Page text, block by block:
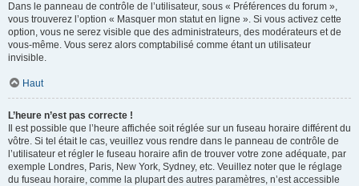
Dans le panneau de contrôle de l’utilisateur, sous « Préférences du forum »,
vous trouverez l’option « Masquer mon statut en ligne ». Si vous activez cette
option, vous ne serez visible que des administrateurs, des modérateurs et de
vous-même. Vous serez alors comptabilisé comme étant un utilisateur
invisible.
Haut
L’heure n’est pas correcte !
Il est possible que l’heure affichée soit réglée sur un fuseau horaire différent du
vôtre. Si tel était le cas, veuillez vous rendre dans le panneau de contrôle de
l’utilisateur et régler le fuseau horaire afin de trouver votre zone adéquate, par
exemple Londres, Paris, New York, Sydney, etc. Veuillez noter que le réglage
du fuseau horaire, comme la plupart des autres paramètres, n’est accessible